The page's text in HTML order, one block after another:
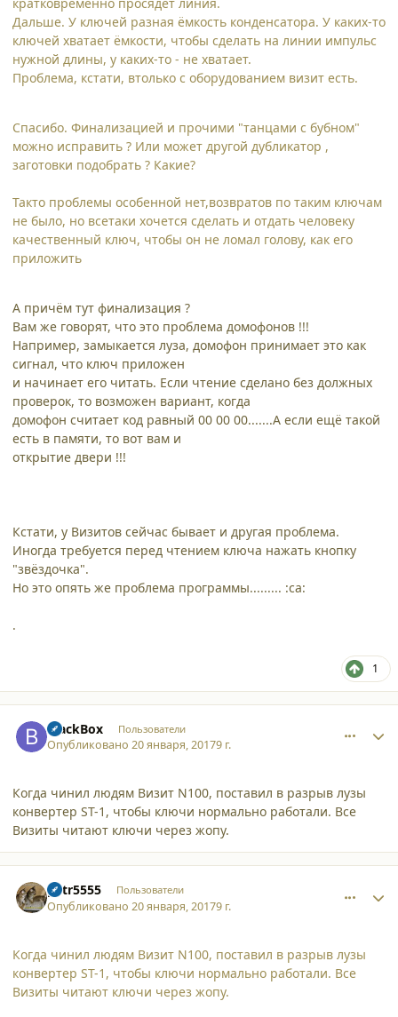
кратковременно просядет линия.
Дальше. У ключей разная ёмкость конденсатора. У каких-то
ключей хватает ёмкости, чтобы сделать на линии импульс
нужной длины, у каких-то - не хватает.
Проблема, кстати, втолько с оборудованием визит есть.
Спасибо. Финализацией и прочими "танцами с бубном"
можно исправить ? Или может другой дубликатор ,
заготовки подобрать ? Какие?
Такто проблемы особенной нет,возвратов по таким ключам
не было, но всетаки хочется сделать и отдать человеку
качественный ключ, чтобы он не ломал голову, как его
приложить
А причём тут финализация ?
Вам же говорят, что это проблема домофонов !!!
Например, замыкается луза, домофон принимает это как
сигнал, что ключ приложен
и начинает его читать. Если чтение сделано без должных
проверок, то возможен вариант, когда
домофон считает код равный 00 00 00.......А если ещё такой
есть в памяти, то вот вам и
открытие двери !!!
Кстати, у Визитов сейчас бывает и другая проблема.
Иногда требуется перед чтением ключа нажать кнопку
"звёздочка".
Но это опять же проблема программы......... :ca:
.
1
BlackBox Пользователи
Опубликовано20 января, 20179 г.
Когда чинил людям Визит N100, поставил в разрыв лузы
конвертер ST-1, чтобы ключи нормально работали. Все
Визиты читают ключи через жопу.
petr5555 Пользователи
Опубликовано20 января, 20179 г.
Когда чинил людям Визит N100, поставил в разрыв лузы
конвертер ST-1, чтобы ключи нормально работали. Все
Визиты читают ключи через жопу.